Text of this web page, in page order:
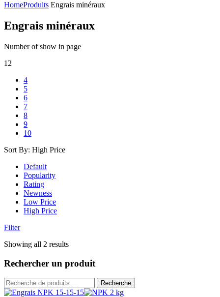
HomeProduits Engrais minéraux
Engrais minéraux
Number of show in page
12
4
5
6
7
8
9
10
Sort By: High Price
Default
Popularity
Rating
Newness
Low Price
High Price
Filter
Showing all 2 resultsTrié
prix
Rechercher un produit
Recherche
pour :
Recherche